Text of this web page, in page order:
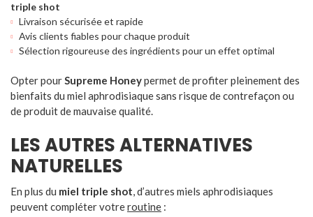
triple shot
Livraison sécurisée et rapide
Avis clients fiables pour chaque produit
Sélection rigoureuse des ingrédients pour un effet optimal
Opter pourSupreme Honeypermet de profiter pleinement des
bienfaits du miel aphrodisiaque sans risque de contrefaçon ou
de produit de mauvaise qualité.
LES AUTRES ALTERNATIVES
NATURELLES
En plus du miel triple shot , d’autres miels aphrodisiaques
peuvent compléter votreroutine :